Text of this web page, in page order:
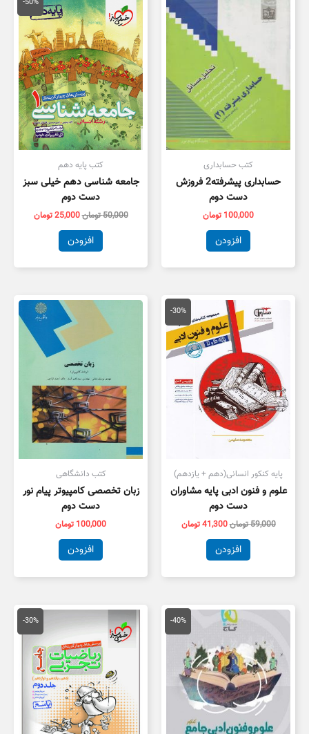
کتب حسابداری
حسابداری پیشرفته2 فروزش
دست دوم
100,000 تومان
افزودن
-50%
کتب پایه دهم
جامعه شناسی دهم خیلی سبز
دست دوم
50,000تومان
50,000 تومان
بود.
25,000تومان
است.
افزودن
-30%
پایه کنکور انسانی(دهم + یازدهم)
علوم و فنون ادبی پایه مشاوران
دست دوم
59,000تومان
قیمت
اصلی
59,000 تومان
بود.
41,300تومان
قیمت
فعلی
است.
افزودن
کتب دانشگاهی
زبان تخصصی کامپیوتر پیام نور
دست دوم
100,000 تومان
افزودن
-40%
قیمت
اصلی
79,000 تومان
بود.
قیمت
فعلی
47,400 تومان
-30%
قیمت
100,000 تومان
بود.
قیمت
فعلی